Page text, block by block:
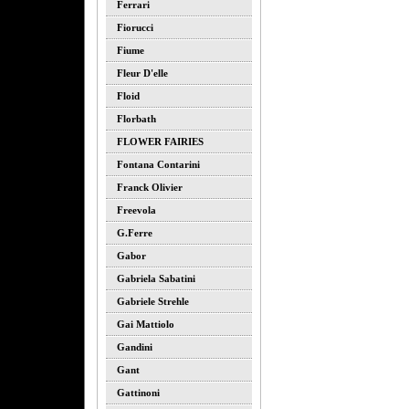
Ferrari
Fiorucci
Fiume
Fleur D'elle
Floid
Florbath
FLOWER FAIRIES
Fontana Contarini
Franck Olivier
Freevola
G.ferre
Gabor
Gabriela Sabatini
Gabriele Strehle
Gai Mattiolo
Gandini
Gant
Gattinoni